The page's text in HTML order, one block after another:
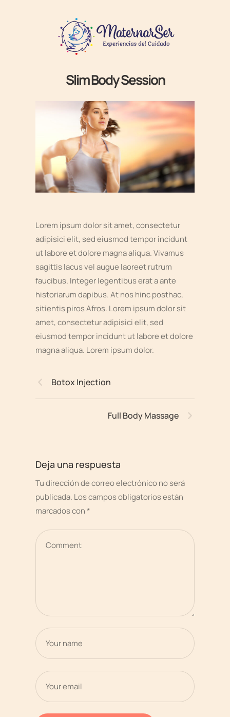
Slim Body Session
Lorem ipsum dolor sit amet, consectetur
adipisici elit, sed eiusmod tempor incidunt
ut labore et dolore magna aliqua. Vivamus
sagittis lacus vel augue laoreet rutrum
faucibus. Integer legentibus erat a ante
historiarum dapibus. At nos hinc posthac,
sitientis piros Afros. Lorem ipsum dolor sit
amet, consectetur adipisici elit, sed
eiusmod tempor incidunt ut labore et dolore
magna aliqua. Lorem ipsum dolor.
Botox Injection
Full Body Massage
Deja una respuesta
Tu dirección de correo electrónico no será
publicada. Los campos obligatorios están
marcados con*